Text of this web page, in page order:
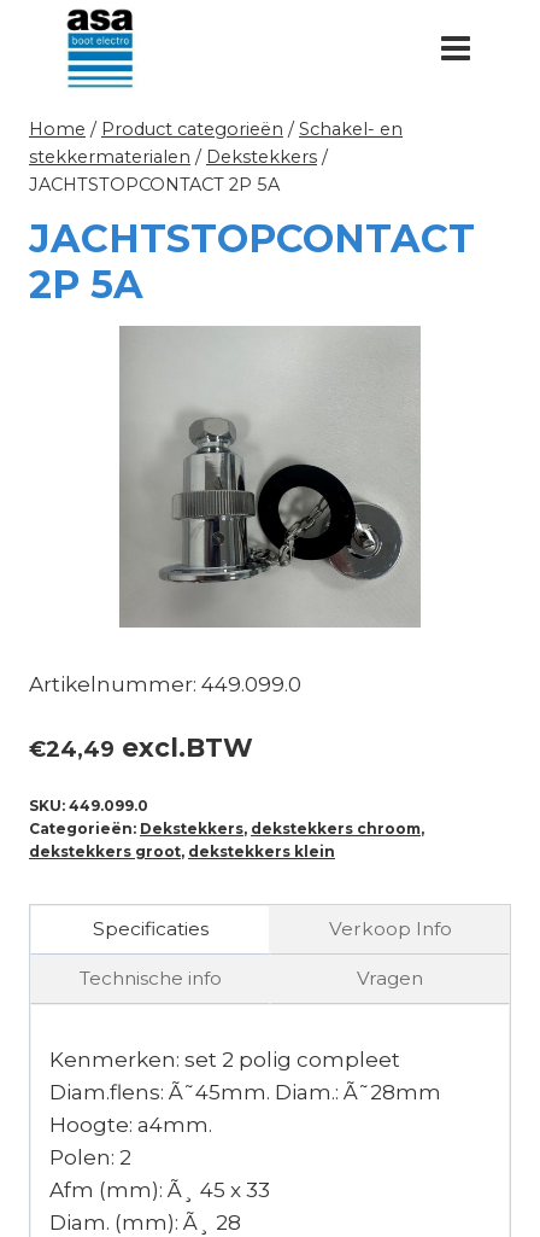
Doorgaan
inhoud
Home / Product categorieën / Schakel- en
stekkermaterialen / Dekstekkers /
JACHTSTOPCONTACT 2P 5A
JACHTSTOPCONTACT
2P 5A
Artikelnummer: 449.099.0
€24,49 excl.BTW
SKU: 449.099.0
Categorieën: Dekstekkers, dekstekkers chroom,
dekstekkers groot, dekstekkers klein
Specificaties Verkoop Info
Technische info Vragen
Kenmerken: set 2 polig compleet
Diam.flens: Ã˜45mm. Diam.: Ã˜28mm
Hoogte: a4mm.
Polen: 2
Afm (mm): Ã¸ 45 x 33
Diam. (mm): Ã¸ 28